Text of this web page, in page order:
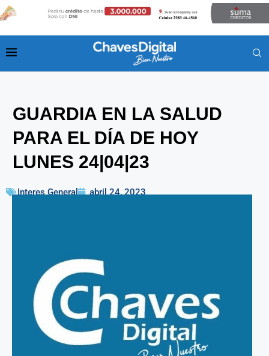
GUARDIA EN LA SALUD
PARA EL DÍA DE HOY
LUNES 24|04|23
Interes General abril 24, 2023